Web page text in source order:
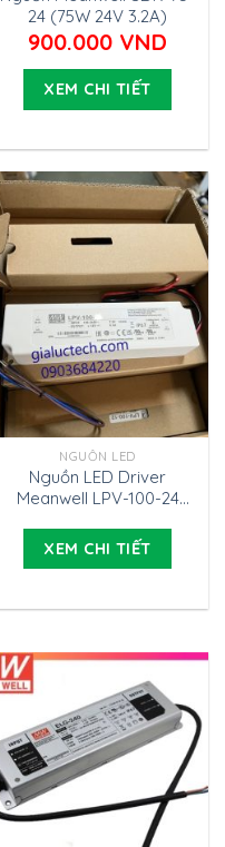
24 (75W 24V 3.2A)
900.000 VND
XEM CHI TIẾT
NGUỒN LED
Nguồn LED Driver
Meanwell LPV-100-24
XEM CHI TIẾT